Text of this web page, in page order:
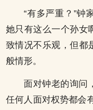
“有多严重？”钟
她只有这么一个孙女
致情况不乐观，但都
般情形。
面对钟老的询问
任何人面对权势都会